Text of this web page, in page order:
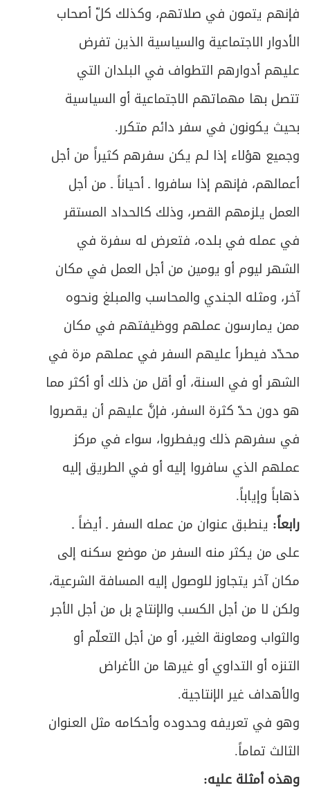
فإنهم يتمون في صلاتهم، وكذلك كلّ أصحاب
الأدوار الاجتماعية والسياسية الذين تفرض
عليهم أدوارهم التطواف في البلدان التي
تتصل بها مهماتهم الاجتماعية أو السياسية
بحيث يكونون في سفر دائم متكرر.
وجميع هؤلاء إذا لـم يكن سفرهم كثيراً من أجل
أعمالهم، فإنهم إذا سافروا ـ أحياناً ـ من أجل
العمل يلزمهم القصر، وذلك كالحداد المستقر
في عمله في بلده، فتعرض له سفرة في
الشهر ليوم أو يومين من أجل العمل في مكان
آخر، ومثله الجندي والمحاسب والمبلغ ونحوه
ممن يمارسون عملهم ووظيفتهم في مكان
محدّد فيطرأ عليهم السفر في عملهم مرة في
الشهر أو في السنة، أو أقل من ذلك أو أكثر مما
هو دون حدّ كثرة السفر، فإنَّ عليهم أن يقصروا
في سفرهم ذلك ويفطروا، سواء في مركز
عملهم الذي سافروا إليه أو في الطريق إليه
ذهاباً وإياباً.
رابعاً: ينطبق عنوان من عمله السفر ـ أيضاً ـ
على من يكثر منه السفر من موضع سكنه إلى
مكان آخر يتجاوز للوصول إليه المسافة الشرعية،
ولكن لا من أجل الكسب والإنتاج بل من أجل الأجر
والثواب ومعاونة الغير، أو من أجل التعلّم أو
التنزه أو التداوي أو غيرها من الأغراض
والأهداف غير الإنتاجية.
وهو في تعريفه وحدوده وأحكامه مثل العنوان
الثالث تماماً.
وهذه أمثلة عليه: